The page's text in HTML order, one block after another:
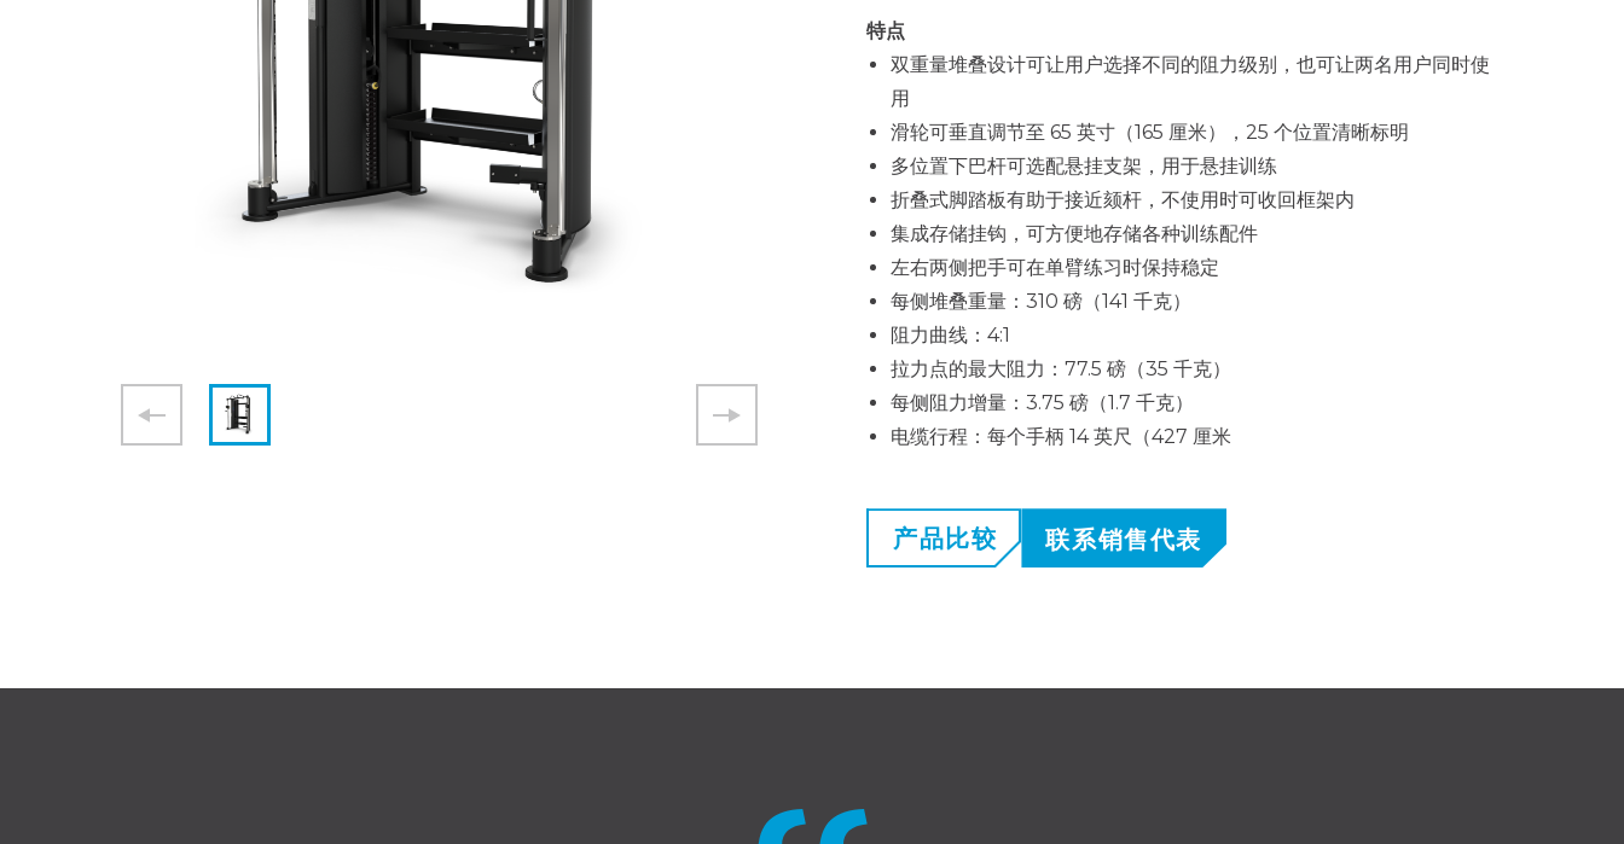
特点
双重量堆叠设计可让用户选择不同的阻力级别，也可让两名用户同时使
用
滑轮可垂直调节至 65 英寸（165 厘米），25 个位置清晰标明
多位置下巴杆可选配悬挂支架，用于悬挂训练
折叠式脚踏板有助于接近颏杆，不使用时可收回框架内
集成存储挂钩，可方便地存储各种训练配件
左右两侧把手可在单臂练习时保持稳定
每侧堆叠重量：310 磅（141 千克）
阻力曲线：4:1
拉力点的最大阻力：77.5 磅（35 千克）
每侧阻力增量：3.75 磅（1.7 千克）
电缆行程：每个手柄 14 英尺（427 厘米
产品比较 联系销售代表